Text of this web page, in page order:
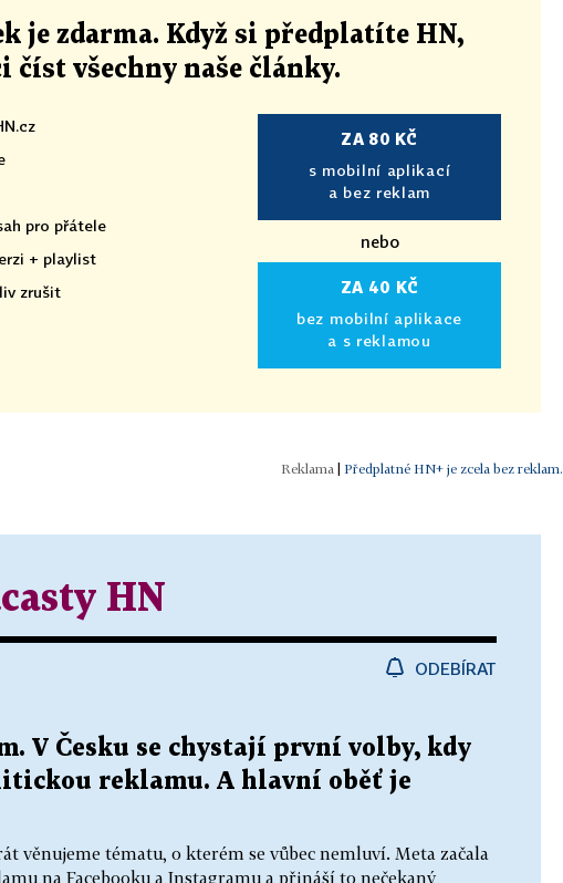
je zdarma. Když si předplatíte HN,
číst všechny naše články.
pro přátele
+ playlist
zrušit
ZA 80 KČ
s mobilní aplikací
a bez reklam
nebo
ZA 40 KČ
bez mobilní aplikace
a s reklamou
Předplatné HN+ je zcela bez reklam.
HN
ODEBÍRAT
V Česku se chystají první volby, kdy
reklamu. A hlavní oběť je
věnujeme tématu, o kterém se vůbec nemluví. Meta začala
na Facebooku a Instagramu a přináší to nečekaný